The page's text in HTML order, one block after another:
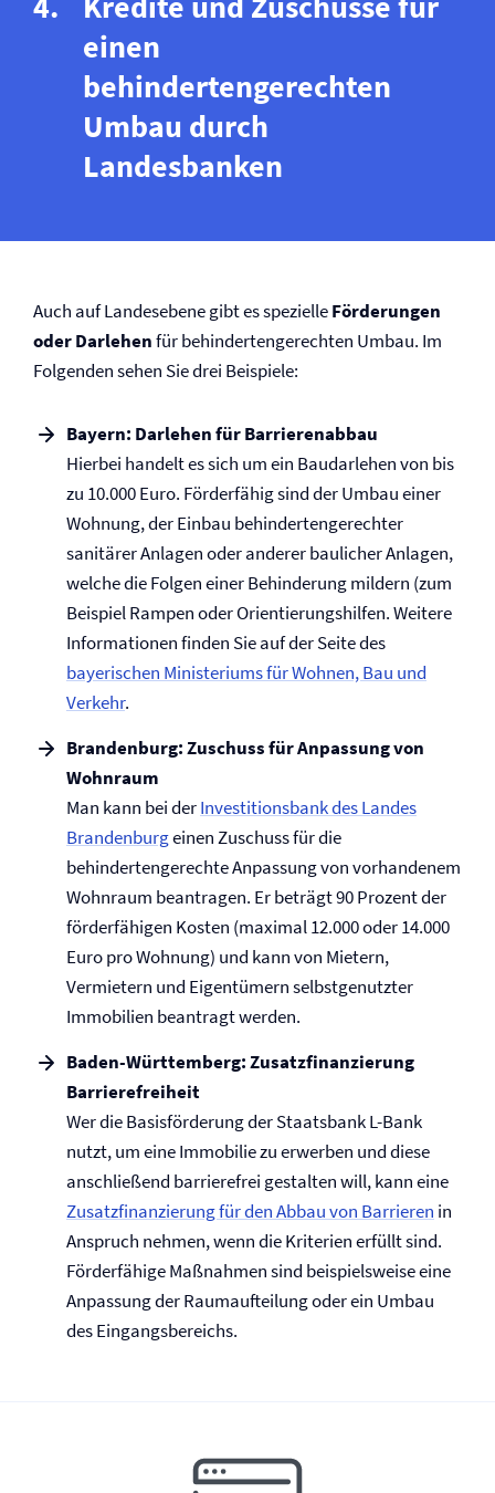
einen
behindertengerechten
Umbau durch
Landesbanken
Auch auf Landesebene gibt es spezielleFörderungen
oder Darlehenfür behindertengerechten Umbau. Im
Folgenden sehen Sie drei Beispiele:
Bayern: Darlehen für Barrierenabbau
Hierbei handelt es sich um ein Baudarlehen von bis
zu 10.000 Euro. Förderfähig sind der Umbau einer
Wohnung, der Einbau behindertengerechter
sanitärer Anlagen oder anderer baulicher Anlagen,
welche die Folgen einer Behinderung mildern (zum
Beispiel Rampen oder Orientierungshilfen. Weitere
Informationen finden Sie auf der Seite des
bayerischen Ministeriums für Wohnen, Bau und
Verkehr.
Brandenburg: Zuschuss für Anpassung von
Wohnraum
Man kann bei derInvestitionsbank des Landes
Brandenburgeinen Zuschuss für die
behindertengerechte Anpassung von vorhandenem
Wohnraum beantragen. Er beträgt 90 Prozent der
förderfähigen Kosten (maximal 12.000 oder 14.000
Euro pro Wohnung) und kann von Mietern,
Vermietern und Eigentümern selbstgenutzter
Immobilien beantragt werden.
Baden-Württemberg: Zusatzfinanzierung
Barrierefreiheit
Wer die Basisförderung der Staatsbank L-Bank
nutzt, um eine Immobilie zu erwerben und diese
anschließend barrierefrei gestalten will, kann eine
Zusatzfinanzierung für den Abbau von Barrieren in
Anspruch nehmen, wenn die Kriterien erfüllt sind.
Förderfähige Maßnahmen sind beispielsweise eine
Anpassung der Raumaufteilung oder ein Umbau
des Eingangsbereichs.